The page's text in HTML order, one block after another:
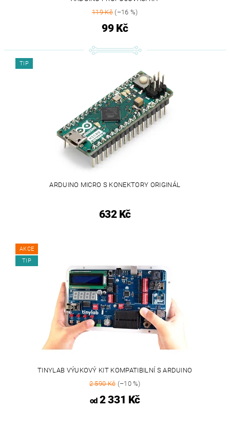
119 Kč(–16 %)
99 Kč
TIP
ARDUINO MICRO S KONEKTORY ORIGINÁL
632 Kč
AKCE
TIP
TINYLAB VÝUKOVÝ KIT KOMPATIBILNÍ S ARDUINO
2 590 Kč(–10 %)
od2 331 Kč